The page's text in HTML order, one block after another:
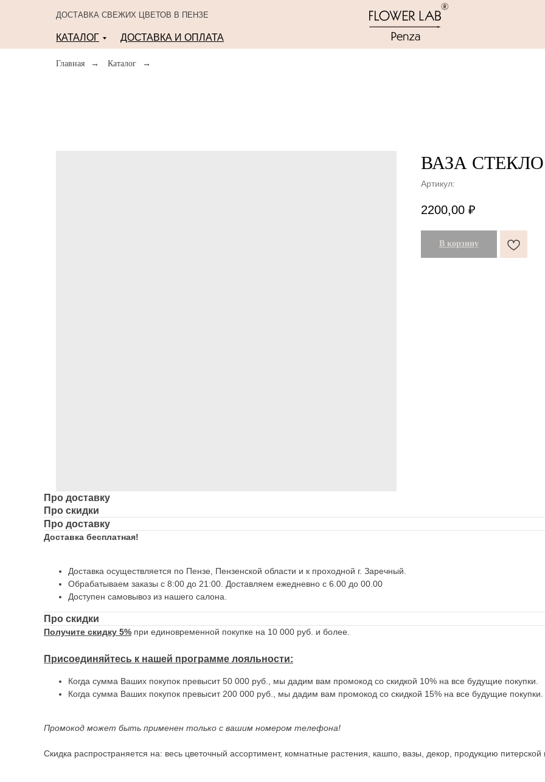
ДОСТАВКА СВЕЖИХ ЦВЕТОВ В ПЕНЗЕ
КАТАЛОГ ДОСТАВКА И ОПЛАТА
Главная → Каталог →
ВАЗА СТЕКЛО
Артикул:
2200,00 ₽
В корзину
Про доставку
Про скидки
Про доставку
Доставка бесплатная!
Доставка осуществляется по Пензе, Пензенской области и к проходной г. Заречный.
Обрабатываем заказы с 8:00 до 21:00. Доставляем ежедневно с 6.00 до 00.00
Доступен самовывоз из нашего салона.
Про скидки
Получите скидку 5% при единовременной покупке на 10 000 руб. и более.
Присоединяйтесь к нашей программе лояльности:
Когда сумма Ваших покупок превысит 50 000 руб., мы дадим вам промокод со скидкой 10% на все будущие покупки.
Когда сумма Ваших покупок превысит 200 000 руб., мы дадим вам промокод со скидкой 15% на все будущие покупки.
Промокод может быть применен только с вашим номером телефона!
Скидка распространяется на: весь цветочный ассортимент, комнатные растения, кашпо, вазы, декор, продукцию питерской